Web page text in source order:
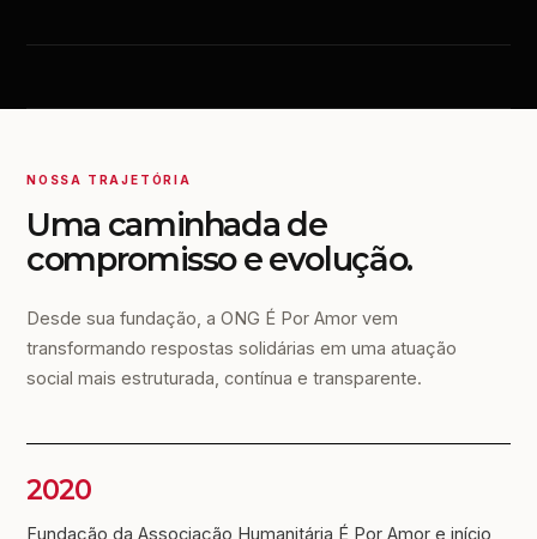
NOSSA TRAJETÓRIA
Uma caminhada de
compromisso e evolução.
Desde sua fundação, a ONG É Por Amor vem
transformando respostas solidárias em uma atuação
social mais estruturada, contínua e transparente.
2020
Fundação da Associação Humanitária É Por Amor e início